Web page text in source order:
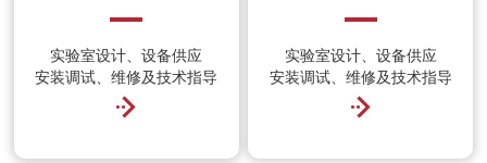
实验室设计、设备供应
安装调试、维修及技术指导
实验室设计、设备供应
安装调试、维修及技术指导